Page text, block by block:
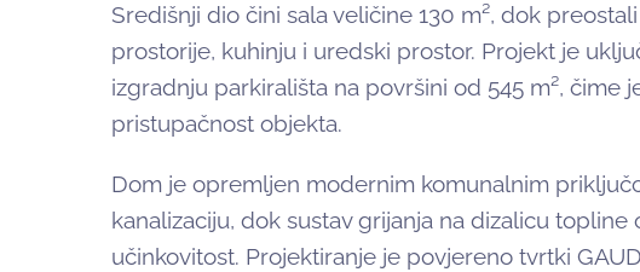
Središnji dio čini sala veličine 130 m², dok
prostorije, kuhinju i uredski prostor. Projekt je
izgradnju parkirališta na površini od 545 m², čime
pristupačnost objekta.
Dom je opremljen modernim komunalnim
kanalizaciju, dok sustav grijanja na dizalicu
učinkovitost. Projektiranje je povjereno tvrtki